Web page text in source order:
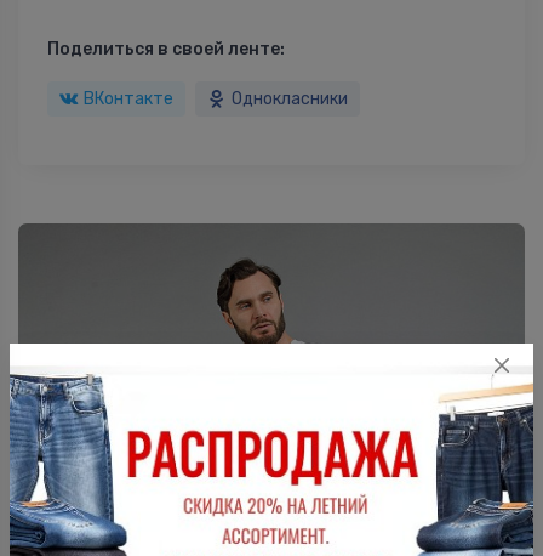
Поделиться в своей ленте:
ВКонтакте Однокласники